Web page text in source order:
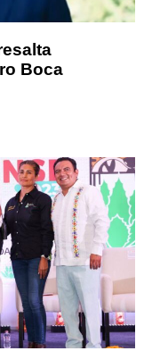
Boca